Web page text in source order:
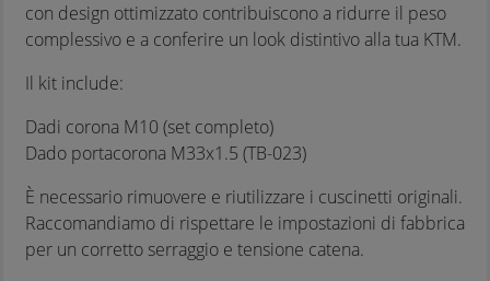
con design ottimizzato contribuiscono a ridurre il peso
complessivo e a conferire un look distintivo alla tua KTM.
Il kit include:
Dadi corona M10 (set completo)
Dado portacorona M33x1.5 (TB-023)
È necessario rimuovere e riutilizzare i cuscinetti originali.
Raccomandiamo di rispettare le impostazioni di fabbrica
per un corretto serraggio e tensione catena.